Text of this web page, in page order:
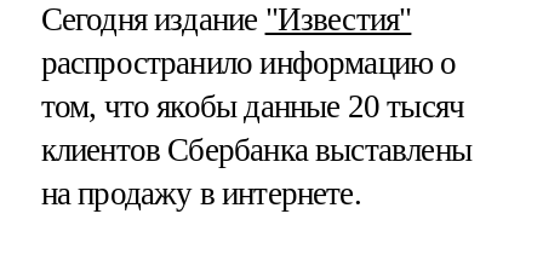
Сегодня издание "Известия"
распространило информацию о
том, что якобы данные 20 тысяч
клиентов Сбербанка выставлены
на продажу в интернете.